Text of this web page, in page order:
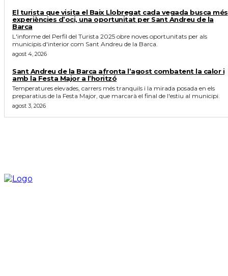
El turista que visita el Baix Llobregat cada vegada busca més
experiències d’oci, una oportunitat per Sant Andreu de la
Barca
L'informe del Perfil del Turista 2025 obre noves oportunitats per als
municipis d'interior com Sant Andreu de la Barca.
agost 4, 2026
Sant Andreu de la Barca afronta l’agost combatent la calor i
amb la Festa Major a l’horitzó
Temperatures elevades, carrers més tranquils i la mirada posada en els
preparatius de la Festa Major, que marcarà el final de l'estiu al municipi.
agost 3, 2026